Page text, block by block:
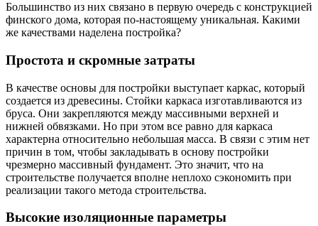
Большинство из них связано в первую очередь с конструкцией
финского дома, которая по-настоящему уникальная. Какими
же качествами наделена постройка?
Простота и скромные затраты
В качестве основы для постройки выступает каркас, который
создается из древесины. Стойки каркаса изготавливаются из
бруса. Они закрепляются между массивными верхней и
нижней обвязками. Но при этом все равно для каркаса
характерна относительно небольшая масса. В связи с этим нет
причин в том, чтобы закладывать в основу постройки
чрезмерно массивный фундамент. Это значит, что на
строительстве получается вполне неплохо сэкономить при
реализации такого метода строительства.
Высокие изоляционные параметры